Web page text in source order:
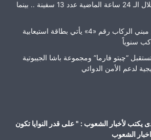
ميناء_دمياط استقبل خلال الـ 24 ساعة الماضية عدد 13 سفينة .. بينما
وزير الطيران: مشروع مبني الركاب رقم «4» يأتي بطاقة استيعابية
“چبتو فارما” ومجموعة باشا الجيبوتية
لدعم الأمن الدوائي
يكتب لأخبار الشعوب : " على قدر النوايا تكون
الشعوب